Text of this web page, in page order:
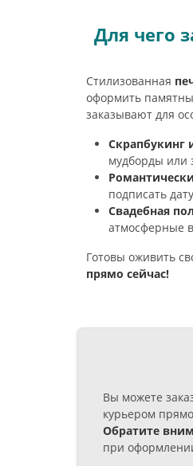
Для чего
Стилизованная
оформить
заказывают для
Скрапбукинг
мудборды или
подписать
Свадебная
атмосферные
Готовы оживить
прямо сейчас!
Вы можете
курьером
Обратите
при